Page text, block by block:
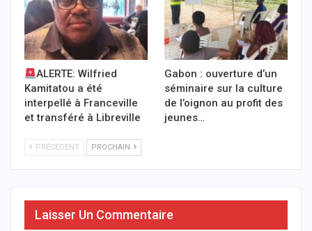
ALERTE: Wilfried
Kamitatou a été
interpellé à Franceville
et transféré à Libreville
Gabon : ouverture d’un
séminaire sur la culture
de l’oignon au profit des
jeunes…
PRÉCÉDENT PROCHAIN
Laisser Un Commentaire